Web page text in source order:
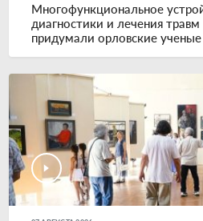
Многофункциональное
диагностики и лечения
придумали орловские ученые